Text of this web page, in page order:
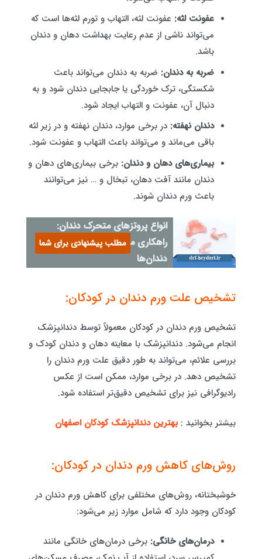
عفونت لثه: عفونت لثه، التهاب و تورم لثه‌ها است که
می‌تواند ناشی از عدم رعایت بهداشت دهان و دندان
باشد.
ضربه به دندان: ضربه به دندان می‌تواند باعث
شکستگی، ترک خوردگی یا جابجایی دندان شود و به
دنبال آن، عفونت و التهاب ایجاد شود.
دندان نهفته: در برخی موارد، دندان نهفته و در زیر لثه
باقی می‌ماند و می‌تواند باعث التهاب و عفونت شود.
بیماری‌های دهان و دندان: برخی بیماری‌های دهان و
دندان مانند آفت دهان، تبخال و … نیز می‌توانند
باعث ورم دندان شوند.
انواع پروتزهای متحرک دندان:
راهکاری موثر برای حفظ
دندان‌ها
مطلب پیشنهادی برای شما
تشخیص علت ورم دندان در کودکان:
تشخیص ورم دندان در کودکان معمولاً توسط دندانپزشک
انجام می‌شود. دندانپزشک با معاینه دهان و دندان کودک و
بررسی علائم، می‌تواند به طور دقیق علت ورم دندان را
تشخیص دهد. در برخی موارد، ممکن است از عکس
رادیوگرافی نیز برای تشخیص دقیق‌تر استفاده شود.
بیشتر بخوانید : بهترین دندانپزشک کودکان اصفهان
روش‌های کاهش ورم دندان در کودکان:
خوشبختانه، روش‌های مختلفی برای کاهش ورم دندان در
کودکان وجود دارد که شامل موارد زیر می‌شود:
درمان‌های خانگی: برخی درمان‌های خانگی مانند